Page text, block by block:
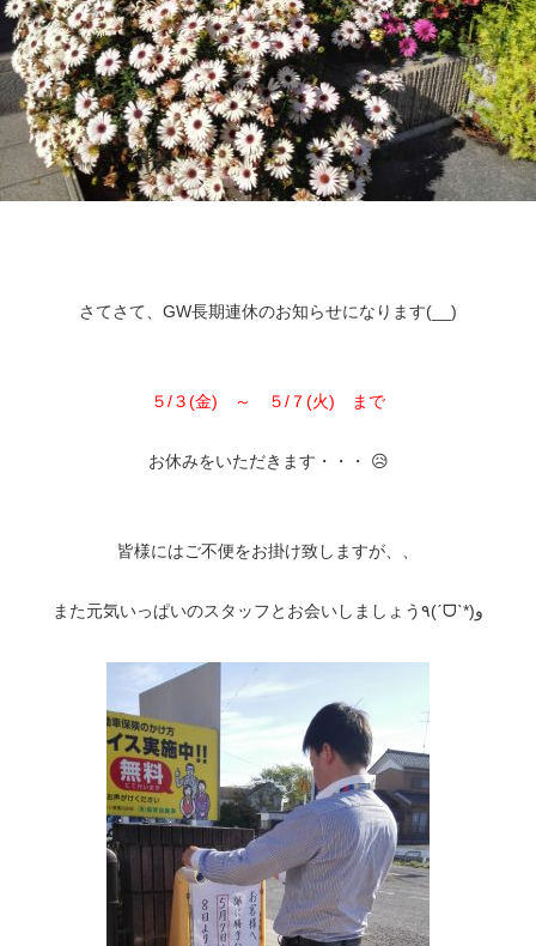
さてさて、GW長期連休のお知らせになります(__)
５/３(金) ～ ５/７(火) まで
お休みをいただきます・・・ 😥
皆様にはご不便をお掛け致しますが、、
また元気いっぱいのスタッフとお会いしましょう٩(ˊᗜˋ*)و